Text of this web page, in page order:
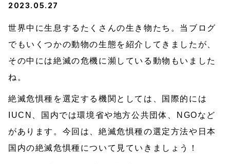
2023.05.27
世界中に生息するたくさんの生き物たち。当ブログ
でもいくつかの動物の生態を紹介してきましたが、
その中には絶滅の危機に瀕している動物もいました
ね。
絶滅危惧種を選定する機関としては、国際的には
IUCN、国内では環境省や地方公共団体、NGOなど
があります。今回は、絶滅危惧種の選定方法や日本
国内の絶滅危惧種について見ていきましょう！